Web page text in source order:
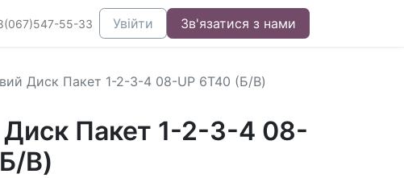
55-33 Увійти Зв'язатися з нами
Диск Пакет 1-2-3-4 08-UP 6T40 (Б/В)
Диск Пакет 1-2-3-4 08-
В)